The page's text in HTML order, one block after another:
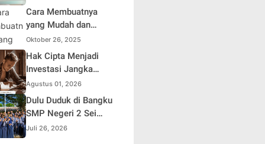
Muslim Indonesia
Cara Membuatnya
yang Mudah dan
Efisien untuk Pemula
Oktober 26, 2025
Hak Cipta Menjadi
Investasi Jangka
Panjang bagi Penulis
Buku
Agustus 01, 2026
Dulu Duduk di Bangku
SMP Negeri 2 Sei
Rampah, Kini Penulis
Juli 26, 2026